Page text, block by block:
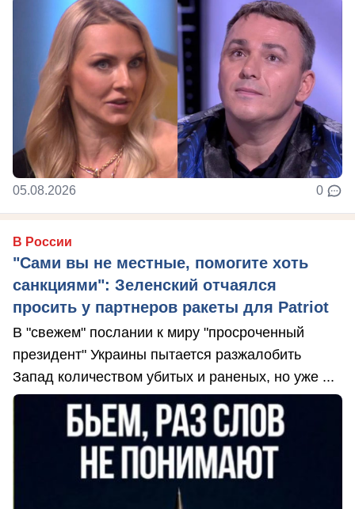
05.08.2026 0
В России
"Сами вы не местные, помогите хоть
санкциями": Зеленский отчаялся
просить у партнеров ракеты для Patriot
В "свежем" послании к миру "просроченный
президент" Украины пытается разжалобить
Запад количеством убитых и раненых, но уже ...